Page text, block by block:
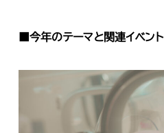
今年のテーマと関連イベント